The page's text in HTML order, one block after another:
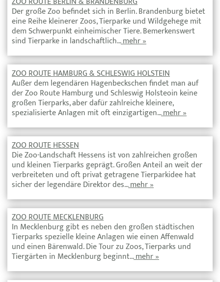
Der große Zoo befindet sich in Berlin. Brandenburg bietet
eine Reihe kleinerer Zoos, Tierparke und Wildgehege mit
dem Schwerpunkt einheimischer Tiere. Bemerkenswert
sind Tierparke in landschaftlich…mehr »
ZOO ROUTE HAMBURG & SCHLESWIG HOLSTEIN
Außer dem legendären Hagenbeckschen findet man auf
der Zoo Route Hamburg und Schleswig Holsteoin keine
großen Tierparks, aber dafür zahlreiche kleinere,
spezialisierte Anlagen mit oft einzigartigen…mehr »
ZOO ROUTE HESSEN
Die Zoo-Landschaft Hessens ist von zahlreichen großen
und kleinen Tierparks geprägt. Großen Anteil an weit der
verbreiteten und oft privat getragene Tierparkidee hat
sicher der legendäre Direktor des…mehr »
ZOO ROUTE MECKLENBURG
In Mecklenburg gibt es neben den großen städtischen
Tierparks spezielle kleine Anlagen wie einen Affenwald
und einen Bärenwald. Die Tour zu Zoos, Tierparks und
Tiergärten in Mecklenburg beginnt…mehr »